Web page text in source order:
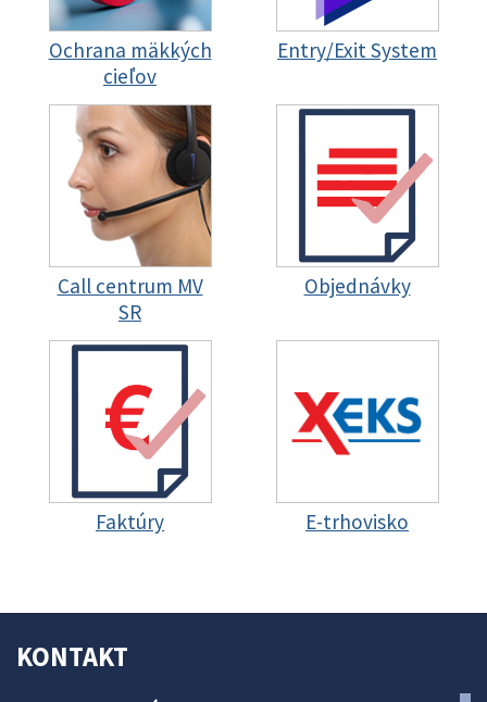
Ochrana mäkkých
cieľov
Entry/Exit System
Call centrum MV
SR
Objednávky
Faktúry E-trhovisko
KONTAKT